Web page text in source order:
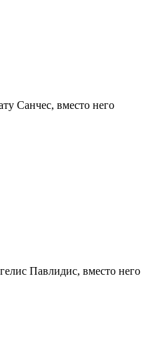
Санчес, вместо него
Павлидис, вместо него